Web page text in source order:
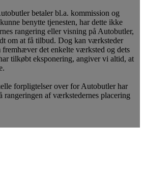
betaler bl.a. kommission og
benytte tjenesten, har dette ikke
rangering eller visning på Autobutler,
om at få tilbud. Dog kan værksteder
det enkelte værksted og dets
tilkøbt eksponering, angiver vi altid, at
forpligtelser over for Autobutler har
rangeringen af værkstedernes placering